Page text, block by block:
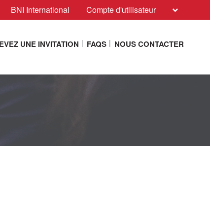
BNI International Compte d'utilisateur
UNE INVITATION FAQS NOUS CONTACTER